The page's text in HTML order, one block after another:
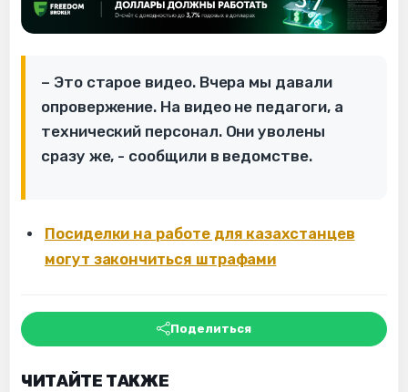
– Это старое видео. Вчера мы давали
опровержение. На видео не педагоги, а
технический персонал. Они уволены
сразу же, - сообщили в ведомстве.
Посиделки на работе для казахстанцев
могут закончиться штрафами
Поделиться
ЧИТАЙТЕ ТАКЖЕ